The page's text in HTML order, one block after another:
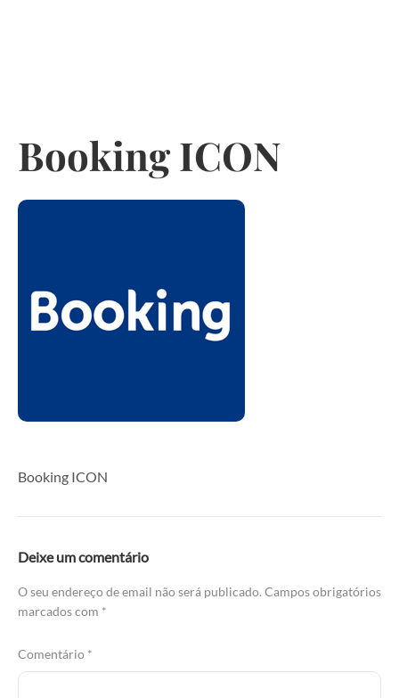
Booking ICON
Booking ICON
Deixe um comentário
O seu endereço de email não será publicado. Campos obrigatórios
marcados com *
Comentário *